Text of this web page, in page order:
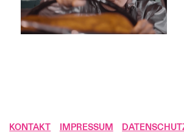
KONTAKT IMPRESSUM